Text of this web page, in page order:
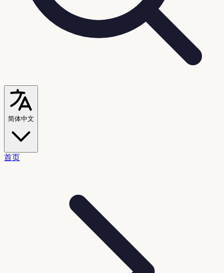
简体中文
首页